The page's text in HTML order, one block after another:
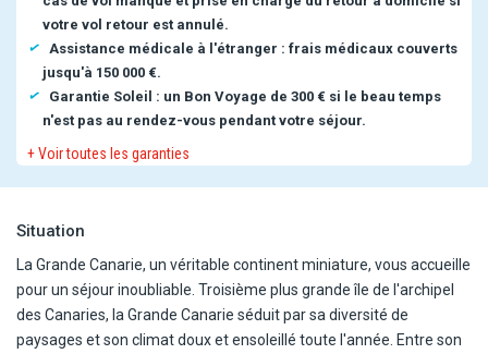
votre vol retour est annulé.
Assistance médicale à l'étranger : frais médicaux couverts
jusqu'à 150 000 €.
Garantie Soleil : un Bon Voyage de 300 € si le beau temps
n'est pas au rendez-vous pendant votre séjour.
+ Voir toutes les garanties
Situation
La Grande Canarie, un véritable continent miniature, vous accueille
pour un séjour inoubliable. Troisième plus grande île de l'archipel
des Canaries, la Grande Canarie séduit par sa diversité de
paysages et son climat doux et ensoleillé toute l'année. Entre son